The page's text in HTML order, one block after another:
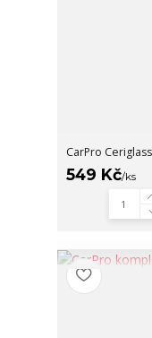
CarPro
549 Kč/ks